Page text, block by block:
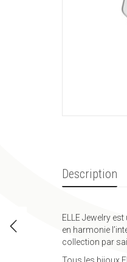
Description
ELLE Jewelry
en harmonie
collection par